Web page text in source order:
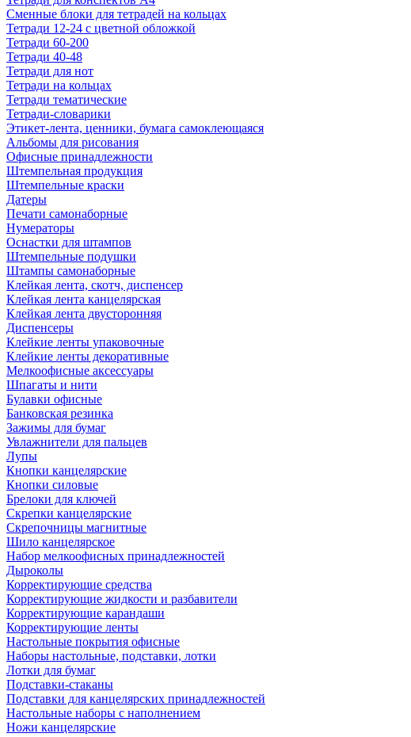
Сменные блоки для тетрадей на кольцах
Тетради 12-24 с цветной обложкой
Тетради 60-200
Тетради 40-48
Тетради для нот
Тетради на кольцах
Тетради тематические
Тетради-словарики
Этикет-лента, ценники, бумага самоклеющаяся
Альбомы для рисования
Офисные принадлежности
Штемпельная продукция
Штемпельные краски
Датеры
Печати самонаборные
Нумераторы
Оснастки для штампов
Штемпельные подушки
Штампы самонаборные
Клейкая лента, скотч, диспенсер
Клейкая лента канцелярская
Клейкая лента двусторонняя
Диспенсеры
Клейкие ленты упаковочные
Клейкие ленты декоративные
Мелкоофисные аксессуары
Шпагаты и нити
Булавки офисные
Банковская резинка
Зажимы для бумаг
Увлажнители для пальцев
Лупы
Кнопки канцелярские
Кнопки силовые
Брелоки для ключей
Скрепки канцелярские
Скрепочницы магнитные
Шило канцелярское
Набор мелкоофисных принадлежностей
Дыроколы
Корректирующие средства
Корректирующие жидкости и разбавители
Корректирующие карандаши
Корректирующие ленты
Настольные покрытия офисные
Наборы настольные, подставки, лотки
Лотки для бумаг
Подставки-стаканы
Подставки для канцелярских принадлежностей
Настольные наборы с наполнением
Ножи канцелярские